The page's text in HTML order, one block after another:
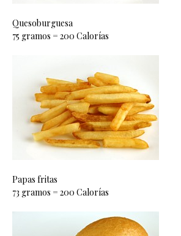
Quesoburguesa
75 gramos = 200 Calorías
Papas fritas
73 gramos = 200 Calorías